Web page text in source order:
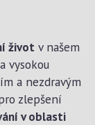
život v našem
vysokou
a nezdravým
zlepšení
v oblasti